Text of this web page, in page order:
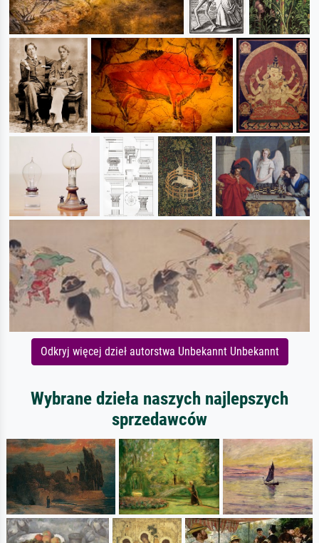
Odkryj więcej dzieł autorstwa Unbekannt Unbekannt
Wybrane dzieła naszych najlepszych
sprzedawców